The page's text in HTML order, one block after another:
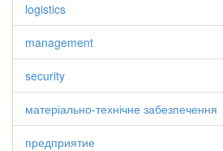
logistics
management
security
матеріально-технічне забезпечення
предприятие